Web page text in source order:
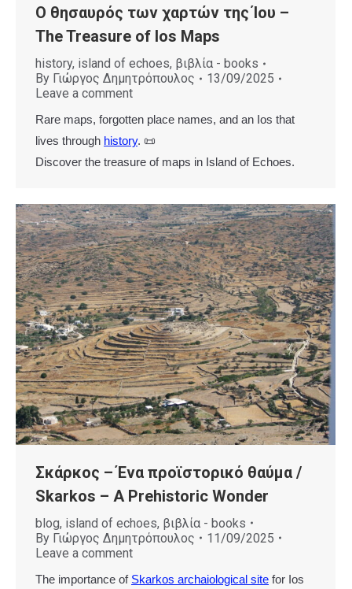
Ο θησαυρός των χαρτών της Ίου –
The Treasure of Ios Maps
history, island of echoes, βιβλία - books
By Γιώργος Δημητρόπουλος
13/09/2025
Leave a comment
Rare maps, forgotten place names, and an Ios that
lives through history. 📜
Discover the treasure of maps in Island of Echoes.
Σκάρκος – Ένα προϊστορικό θαύμα /
Skarkos – A Prehistoric Wonder
blog, island of echoes, βιβλία - books
By Γιώργος Δημητρόπουλος
11/09/2025
Leave a comment
The importance of Skarkos archaiological site for Ios